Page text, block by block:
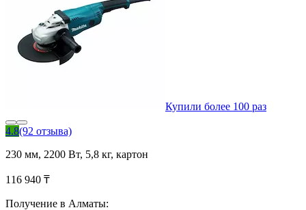
Купили более 100 раз
4.8(92 отзыва)
230 мм, 2200 Вт, 5,8 кг, картон
116 940 ₸
Получение в Алматы: